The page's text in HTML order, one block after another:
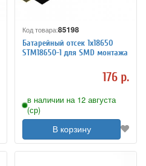
Код товара:85198
Батарейный отсек 1х18650
STM18650-1 для SMD монтажа
176 р.
в наличии на 12 августа
(ср)
В корзину